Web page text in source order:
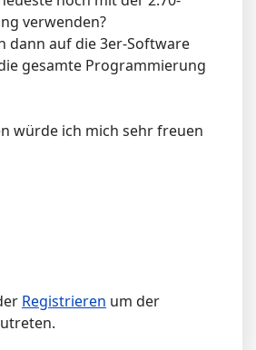
verwenden?
dann auf die 3er-Software
gesamte Programmierung
würde ich mich sehr freuen
Registrieren um der